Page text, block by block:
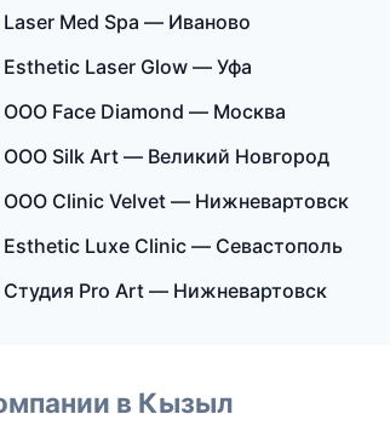
Laser Med Spa — Иваново
Esthetic Laser Glow — Уфа
ООО Face Diamond — Москва
ООО Silk Art — Великий Новгород
ООО Clinic Velvet — Нижневартовск
Esthetic Luxe Clinic — Севастополь
Студия Pro Art — Нижневартовск
в Кызыл